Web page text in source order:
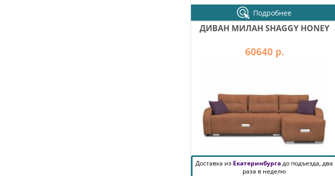
Подробнее
ДИВАН МИЛАН SHAGGY HONEY
60640 р.
Доставка из Екатеринбургадо подъезда, два
раза в неделю